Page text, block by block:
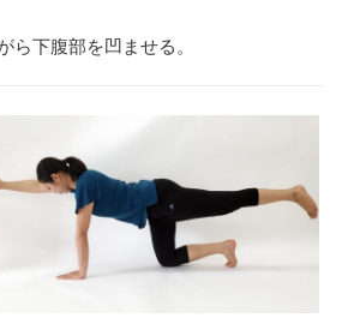
ら下腹部を凹ませる。